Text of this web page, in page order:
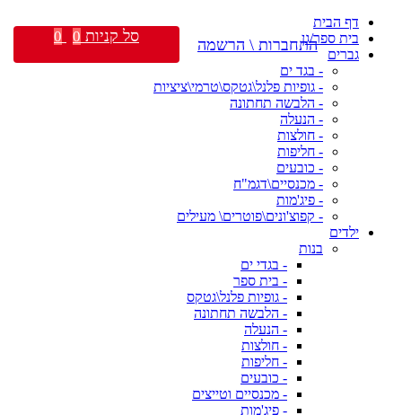
דף הבית
בית ספר/גן
גברים
- בגד ים
- גופיות פלנל\גטקס\טרמי\ציציות
- הלבשה תחתונה
- הנעלה
- חולצות
- חליפות
- כובעים
- מכנסיים\דגמ"ח
- פיג'מות
- קפוצ'ונים\פוטרים\ מעילים
ילדים
בנות
- בגדי ים
- בית ספר
- גופיות פלנל\גטקס
- הלבשה תחתונה
- הנעלה
- חולצות
- חליפות
- כובעים
- מכנסיים וטייצים
- פיג'מות
התחברות \ הרשמה סל קניות 0
0